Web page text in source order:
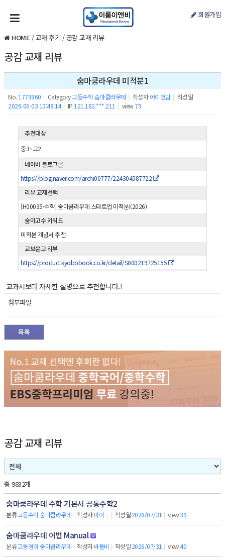
회원가입
HOME /교재 후기 /공감 교재 리뷰
공감 교재 리뷰
숨마쿰라우데 미적분1
No. 1779860 | Category고등수학 숨마쿰라우데 | 작성자 아이언맘 | 작성일
2026-06-03 10:48:14 | IP 121.182.***.211 | view 79
추천대상
중3~고2
네이버 블로그글
https://blog.naver.com/archi00777/224304587722
리뷰 교재선택
[H00035-수학] 숨마쿰라우데 스타트업 미적분I(2026)
숨마고수 키워드
미적분 개념서 추천
교보문고 리뷰
https://product.kyobobook.co.kr/detail/S000219725155
교과서보다 자세한 설명으로 추천합니다.!
첨부파일
목록
공감 교재 리뷰
총 9832개
숨마쿰라우데 수학 기본서 공통수학2
분류고등수학 숨마쿰라우데 | 작성자피이ㅡ | 작성일2026/07/31 | view39
숨마쿰라우데 어법 Manual
분류고등영어 숨마쿰라우데 | 작성자바틀비 | 작성일2026/07/31 | view40